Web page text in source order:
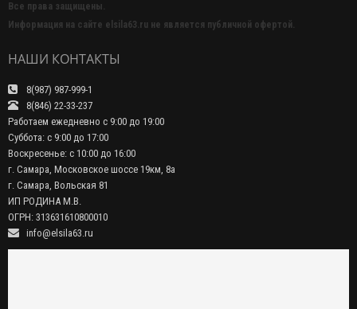
Все права защищены.
Информация на сайте elsila63.ru не является публичной офертой.
НАШИ КОНТАКТЫ
8(987) 987-999-1
8(846) 22-33-237
Работаем ежедневно с 9:00 до 19:00
Суббота: с 9:00 до 17:00
Воскресенье: с 10:00 до 16:00
г. Самара, Московское шоссе 19км, 8а
г. Самара, Вольская 81
ИП РОДИНА М.В.
ОГРН: 313631610800010
info@elsila63.ru